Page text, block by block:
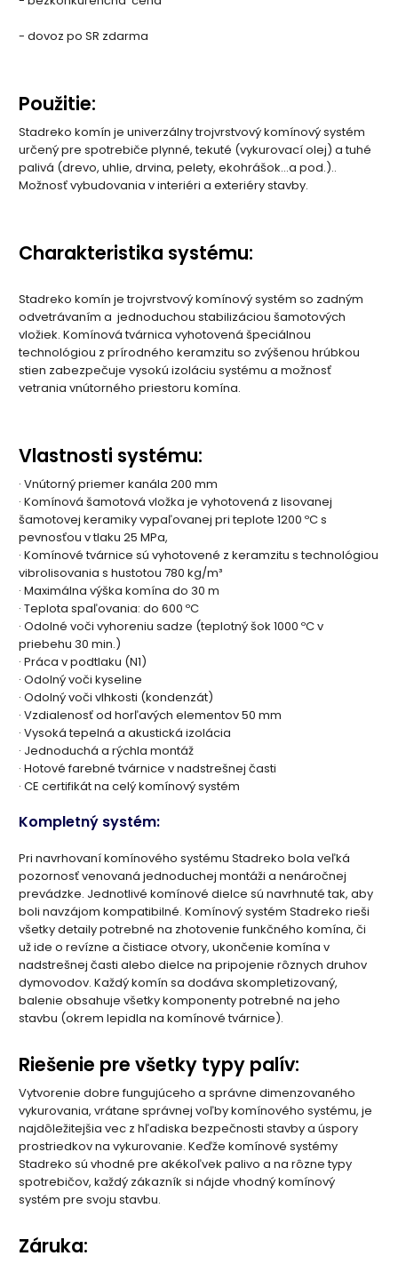
- dovoz po SR zdarma
Použitie:
Stadreko komín je univerzálny trojvrstvový komínový systém
určený pre spotrebiče plynné, tekuté (vykurovací olej) a tuhé
palivá (drevo, uhlie, drvina, pelety, ekohrášok…a pod.)..
Možnosť vybudovania v interiéri a exteriéry stavby.
Charakteristika systému:
Stadreko komín je trojvrstvový komínový systém so zadným
odvetrávaním a jednoduchou stabilizáciou šamotových
vložiek. Komínová tvárnica vyhotovená špeciálnou
technológiou z prírodného keramzitu so zvýšenou hrúbkou
stien zabezpečuje vysokú izoláciu systému a možnosť
vetrania vnútorného priestoru komína.
Vlastnosti systému:
· Vnútorný priemer kanála 200 mm
· Komínová šamotová vložka je vyhotovená z lisovanej
šamotovej keramiky vypaľovanej pri teplote 1200 ºC s
pevnosťou v tlaku 25 MPa,
· Komínové tvárnice sú vyhotovené z keramzitu s technológiou
vibrolisovania s hustotou 780 kg/m³
· Maximálna výška komína do 30 m
· Teplota spaľovania: do 600 ºC
· Odolné voči vyhoreniu sadze (teplotný šok 1000 ºC v
priebehu 30 min.)
· Práca v podtlaku (N1)
· Odolný voči kyseline
· Odolný voči vlhkosti (kondenzát)
· Vzdialenosť od horľavých elementov 50 mm
· Vysoká tepelná a akustická izolácia
· Jednoduchá a rýchla montáž
· Hotové farebné tvárnice v nadstrešnej časti
· CE certifikát na celý komínový systém
Kompletný systém:
Pri navrhovaní komínového systému Stadreko bola veľká
pozornosť venovaná jednoduchej montáži a nenáročnej
prevádzke. Jednotlivé komínové dielce sú navrhnuté tak, aby
boli navzájom kompatibilné. Komínový systém Stadreko rieši
všetky detaily potrebné na zhotovenie funkčného komína, či
už ide o revízne a čistiace otvory, ukončenie komína v
nadstrešnej časti alebo dielce na pripojenie rôznych druhov
dymovodov. Každý komín sa dodáva skompletizovaný,
balenie obsahuje všetky komponenty potrebné na jeho
stavbu (okrem lepidla na komínové tvárnice).
Riešenie pre všetky typy palív:
Vytvorenie dobre fungujúceho a správne dimenzovaného
vykurovania, vrátane správnej voľby komínového systému, je
najdôležitejšia vec z hľadiska bezpečnosti stavby a úspory
prostriedkov na vykurovanie. Keďže komínové systémy
Stadreko sú vhodné pre akékoľvek palivo a na rôzne typy
spotrebičov, každý zákazník si nájde vhodný komínový
systém pre svoju stavbu.
Záruka: